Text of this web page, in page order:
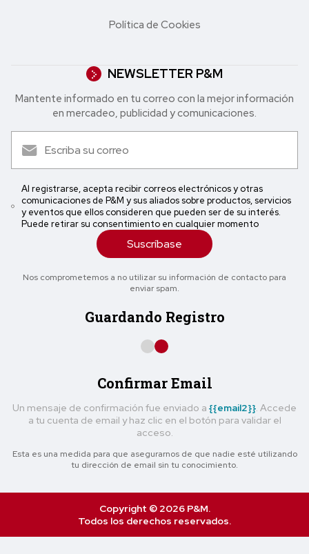
Política de Cookies
NEWSLETTER P&M
Mantente informado en tu correo con la mejor in formación
en mercadeo, publicidad y comunicaciones.
Al registrarse, acepta recibir correos electrónicos y otras
comunicaciones de P&M y sus aliados sobre productos, servicios
y eventos que ellos consideren que pueden ser de su interés.
Puede retirar su consentimiento en cualquier momento
Suscríbase
Nos comprometemos a no utilizar su información de contacto para
enviar spam.
Guardando Registro
Confirmar Email
Un mensaje de confirmación fue enviado a {{email2}} . Accede
a tu cuenta de email y haz clic en el botón para validar el
acceso.
Esta es una medida para que asegurarnos de que nadie esté utilizando
tu dirección de email sin tu conocimiento.
Copyright © 2026 P&M.
Todos los derechos reservados.